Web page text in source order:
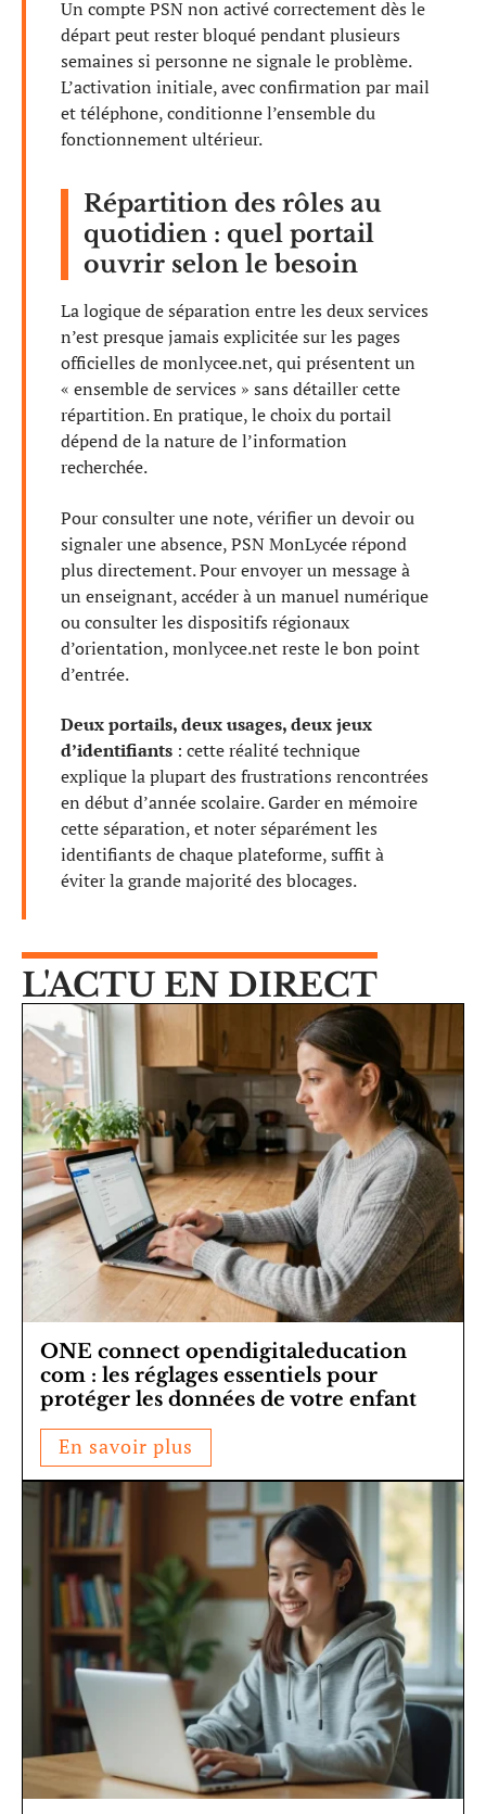
Un compte PSN non activé correctement dès le
départ peut rester bloqué pendant plusieurs
semaines si personne ne signale le problème.
L’activation initiale, avec confirmation par mail
et téléphone, conditionne l’ensemble du
fonctionnement ultérieur.
Répartition des rôles au
quotidien : quel portail
ouvrir selon le besoin
La logique de séparation entre les deux services
n’est presque jamais explicitée sur les pages
officielles de monlycee.net, qui présentent un
« ensemble de services » sans détailler cette
répartition. En pratique, le choix du portail
dépend de la nature de l’information
recherchée.
Pour consulter une note, vérifier un devoir ou
signaler une absence, PSN MonLycée répond
plus directement. Pour envoyer un message à
un enseignant, accéder à un manuel numérique
ou consulter les dispositifs régionaux
d’orientation, monlycee.net reste le bon point
d’entrée.
Deux portails, deux usages, deux jeux
d’identifiants : cette réalité technique
explique la plupart des frustrations rencontrées
en début d’année scolaire. Garder en mémoire
cette séparation, et noter séparément les
identifiants de chaque plateforme, suffit à
éviter la grande majorité des blocages.
L'ACTU EN DIRECT
ONE connect opendigitaleducation
com : les réglages essentiels pour
protéger les données de votre enfant
En savoir plus